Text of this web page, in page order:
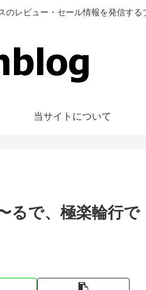
のレビュー・セール情報を発信する
当サイトについて
るで、極楽輪行で